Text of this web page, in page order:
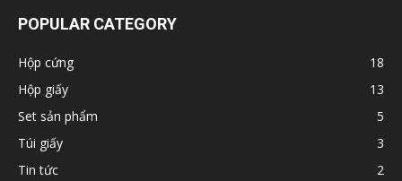
POPULAR CATEGORY
Hộp cứng
18
Hộp giấy
13
Set sản phẩm
5
Túi giấy
3
Tin tức
2